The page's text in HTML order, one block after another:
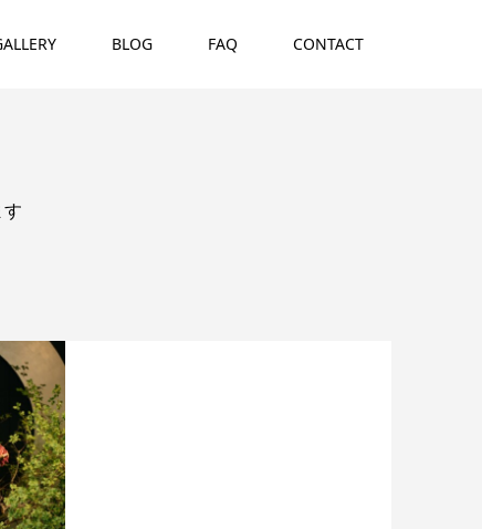
BLOG FAQ CONTACT